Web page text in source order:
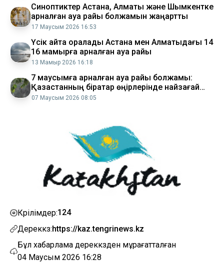
Синоптиктер Астана, Алматы және Шымкентке
арналған ауа райы болжамын жаңартты
17 Маусым 2026 16:53
Үсік қайта оралады Астана мен Алматыдағы 14
16 мамырға арналған ауа райы
13 Мамыр 2026 16:18
7 маусымға арналған ауа райы болжамы:
Қазақстанның бірқатар өңірлерінде найзағай
мен дауыл күтіледі
07 Маусым 2026 08:05
Көрілімдер:124
Дереккөз:https://kaz.tengrinews.kz
Бұл хабарлама дереккөзден мұрағатталған
04 Маусым 2026 16:28